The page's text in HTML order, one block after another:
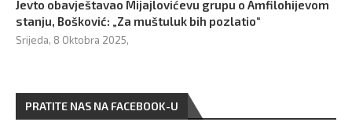
Jevto obavještavao Mijajlovićevu grupu o Amfilohijevom
stanju, Bošković: „Za muštuluk bih pozlatio“
Srijeda, 8 Oktobra 2025,
PRATITE NAS NA FACEBOOK-U